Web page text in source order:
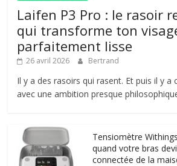
Laifen P3 Pro : le rasoir
qui transforme ton
parfaitement lisse
26 avril 2026 Bertrand
Il y a des rasoirs qui rasent. Et puis il y a
avec une ambition presque
Tensiomètre
quand votre bras
connectée de la